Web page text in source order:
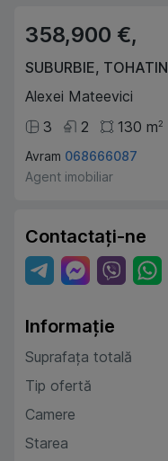
358,900 €,
SUBURBIE, TOHATIN
Alexei Mateevici
3
2 130 m2
Avram 068666087
Agent imobiliar
Contactați-ne
Informație
Suprafața totală
Tip ofertă
Camere
Starea